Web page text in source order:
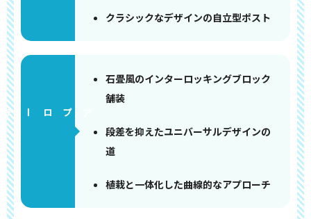
クラシックなデザインの自立型ポスト
アプローチ
石畳風のインターロッキングブロック
舗装
段差を抑えたユニバーサルデザインの
道
植栽と一体化した曲線的なアプローチ